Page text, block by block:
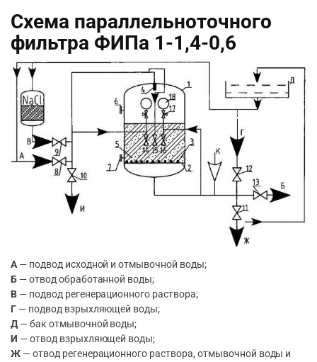
Схема параллельноточного
фильтра ФИПа 1-1,4-0,6
А— подвод исходной и отмывочной воды;
Б— отвод обработанной воды;
В— подвод регенерационного раствора;
Г— подвод взрыхляющей воды;
Д— бак отмывочной воды;
И — отвод взрыхляющей воды;
Ж— отвод регенерационного раствора, отмывочной воды и